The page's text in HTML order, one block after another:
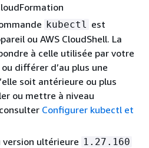
kubectl
est
ou AWS CloudShell. La
à celle utilisée par votre
différer d’au plus une
soit antérieure ou plus
ou mettre à niveau
Configurer kubectl et
version ultérieure 1.27.160